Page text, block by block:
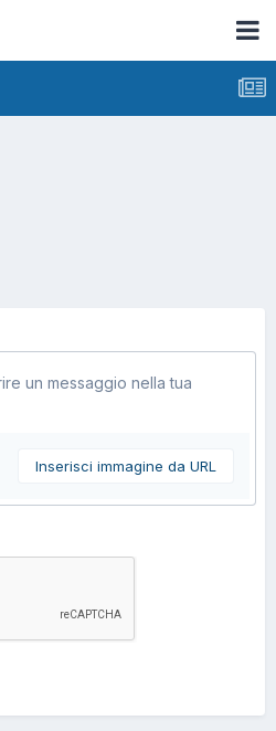
un messaggio nella tua
Inserisci immagine da URL